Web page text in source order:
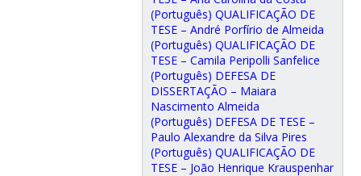
(Português) QUALIFICAÇÃO DE
TESE – André Porfírio de Almeida
(Português) QUALIFICAÇÃO DE
TESE – Camila Peripolli Sanfelice
(Português) DEFESA DE
DISSERTAÇÃO – Maiara
Nascimento Almeida
(Português) DEFESA DE TESE –
Paulo Alexandre da Silva Pires
(Português) QUALIFICAÇÃO DE
TESE – João Henrique Krauspenhar